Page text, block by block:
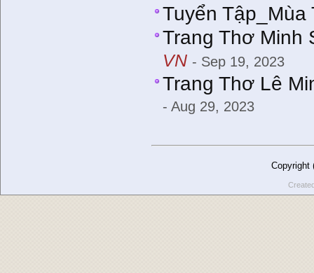
Tuyển
Trang Thơ Minh
VN - Sep 19, 2023
Trang Thơ Lê
- Aug 29, 2023
Copyright